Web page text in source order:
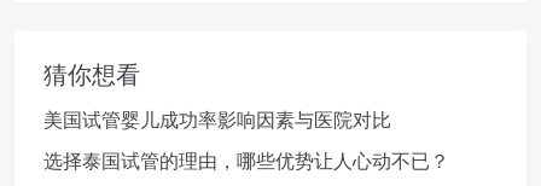
猜你想看
美国试管婴儿成功率影响因素与医院对比
选择泰国试管的理由，哪些优势让人心动不已？